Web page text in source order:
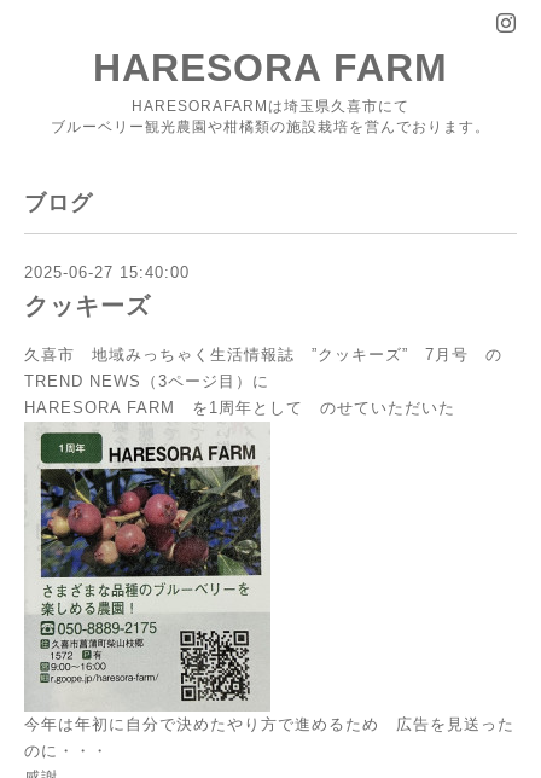
HARESORA FARM
HARESORAFARMは埼玉県久喜市にて
ブルーベリー観光農園や柑橘類の施設栽培を営んでおります。
ブログ
2025-06-27 15:40:00
クッキーズ
久喜市 地域みっちゃく生活情報誌 ”クッキーズ” 7月号 の
TREND NEWS（3ページ目）に
HARESORA FARM を1周年として のせていただいた
今年は年初に自分で決めたやり方で進めるため 広告を見送った
のに・・・